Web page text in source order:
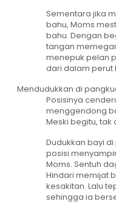
Sementara jika
bahu, Moms
bahu. Dengan
tangan
menepuk pelan
dari dalam perut
Mendudukkan di
Posisinya
menggendong
Meski begitu,
Dudukkan bayi
posisi
Moms. Sentuh
Hindari memijat
kesakitan. Lalu
sehingga ia